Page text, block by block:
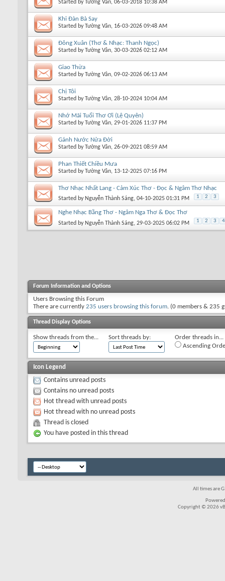
Started by Tường Vân, 06-03-2018 10:38 AM
Khi Đàn Bà Say
Started by Tường Vân, 16-03-2026 09:48 AM
Đông Xuân (Thơ & Nhạc: Thanh Ngọc)
Started by Tường Vân, 30-03-2026 02:12 AM
Giao Thừa
Started by Tường Vân, 09-02-2026 06:13 AM
Chị Tôi
Started by Tường Vân, 28-10-2024 10:04 AM
Nhớ Mãi Tuổi Thơ Ơi (Lệ Quyên)
Started by Tường Vân, 29-01-2026 11:37 PM
Gánh Nước Nửa Đời
Started by Tường Vân, 26-09-2021 08:59 AM
Phan Thiết Chiều Mưa
Started by Tường Vân, 13-12-2025 07:16 PM
Thơ Nhạc Nhất Lang - Cảm Xúc Thơ - Đọc & Ngâm Thơ Nhạc
Started by Nguyễn Thành Sáng, 04-10-2025 01:31 PM 1 2 3
Nghe Nhạc Bằng Thơ - Ngâm Nga Thơ & Đọc Thơ
Started by Nguyễn Thành Sáng, 29-03-2025 06:02 PM 1 2 3 4
Forum Information and Options
Users Browsing this Forum
There are currently 235 users browsing this forum. (0 members & 235
Thread Display Options
Show threads from the... Sort threads by:
Order threads in...
Ascending
Icon Legend
Contains unread posts
Contains no unread posts
Hot thread with unread posts
Hot thread with no unread posts
Thread is closed
You have posted in this thread
All times are
Copyright © 2026